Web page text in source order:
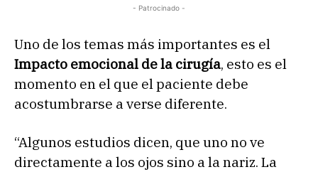
- Patrocinado -
Uno de los temas más importantes es el
Impacto emocional de la cirugía, esto es el
momento en el que el paciente debe
acostumbrarse a verse diferente.
“Algunos estudios dicen, que uno no ve
directamente a los ojos sino a la nariz. La